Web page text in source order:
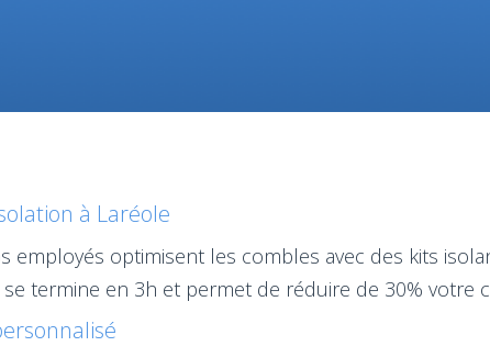
à Laréole
employés optimisent les combles avec des kits
termine en 3h et permet de réduire de 30% votre